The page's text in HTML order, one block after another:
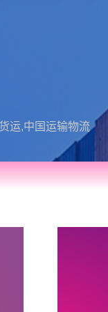
运,中国运输物流